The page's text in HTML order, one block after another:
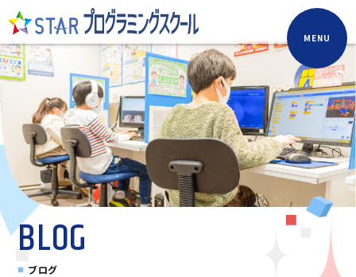
MENU
BLOG
ブログ